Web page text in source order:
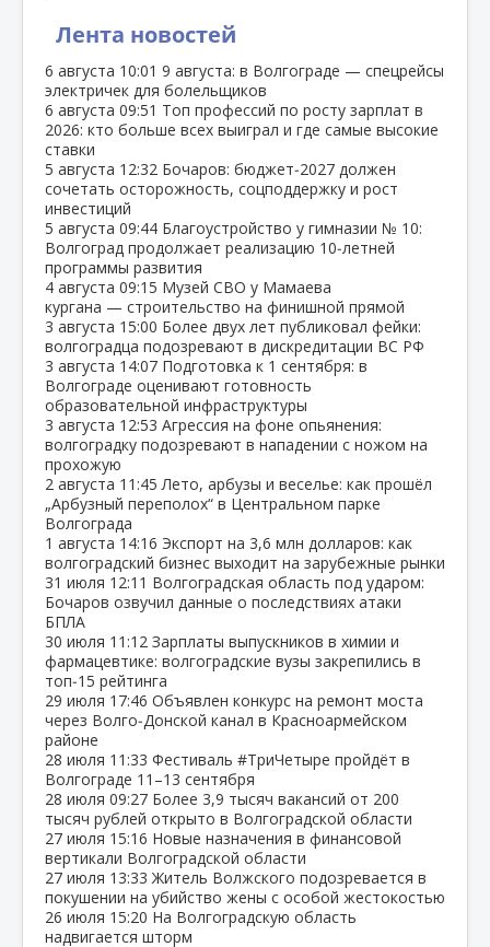
Лента новостей
6 августа 10:01 9 августа: в Волгограде — спецрейсы
электричек для болельщиков
6 августа 09:51 Топ профессий по росту зарплат в
2026: кто больше всех выиграл и где самые высокие
ставки
5 августа 12:32 Бочаров: бюджет‑2027 должен
сочетать осторожность, соцподдержку и рост
инвестиций
5 августа 09:44 Благоустройство у гимназии № 10:
Волгоград продолжает реализацию 10‑летней
программы развития
4 августа 09:15 Музей СВО у Мамаева
кургана — строительство на финишной прямой
3 августа 15:00 Более двух лет публиковал фейки:
волгоградца подозревают в дискредитации ВС РФ
3 августа 14:07 Подготовка к 1 сентября: в
Волгограде оценивают готовность
образовательной инфраструктуры
3 августа 12:53 Агрессия на фоне опьянения:
волгоградку подозревают в нападении с ножом на
прохожую
2 августа 11:45 Лето, арбузы и веселье: как прошёл
„Арбузный переполох“ в Центральном парке
Волгограда
1 августа 14:16 Экспорт на 3,6 млн долларов: как
волгоградский бизнес выходит на зарубежные рынки
31 июля 12:11 Волгоградская область под ударом:
Бочаров озвучил данные о последствиях атаки
БПЛА
30 июля 11:12 Зарплаты выпускников в химии и
фармацевтике: волгоградские вузы закрепились в
топ‑15 рейтинга
29 июля 17:46 Объявлен конкурс на ремонт моста
через Волго‑Донской канал в Красноармейском
районе
28 июля 11:33 Фестиваль #ТриЧетыре пройдёт в
Волгограде 11–13 сентября
28 июля 09:27 Более 3,9 тысяч вакансий от 200
тысяч рублей открыто в Волгоградской области
27 июля 15:16 Новые назначения в финансовой
вертикали Волгоградской области
27 июля 13:33 Житель Волжского подозревается в
покушении на убийство жены с особой жестокостью
26 июля 15:20 На Волгоградскую область
надвигается шторм